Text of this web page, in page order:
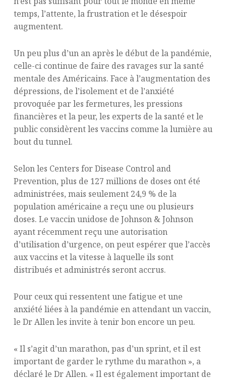
temps, l’attente, la frustration et le désespoir
augmentent.
Un peu plus d’un an après le début de la pandémie,
celle-ci continue de faire des ravages sur la santé
mentale des Américains. Face à l’augmentation des
dépressions, de l’isolement et de l’anxiété
provoquée par les fermetures, les pressions
financières et la peur, les experts de la santé et le
public considèrent les vaccins comme la lumière au
bout du tunnel.
Selon les Centers for Disease Control and
Prevention, plus de 127 millions de doses ont été
administrées, mais seulement 24,9 % de la
population américaine a reçu une ou plusieurs
doses. Le vaccin unidose de Johnson & Johnson
ayant récemment reçu une autorisation
d’utilisation d’urgence, on peut espérer que l’accès
aux vaccins et la vitesse à laquelle ils sont
distribués et administrés seront accrus.
Pour ceux qui ressentent une fatigue et une
anxiété liées à la pandémie en attendant un vaccin,
le Dr Allen les invite à tenir bon encore un peu.
« Il s’agit d’un marathon, pas d’un sprint, et il est
important de garder le rythme du marathon », a
déclaré le Dr Allen. « Il est également important de